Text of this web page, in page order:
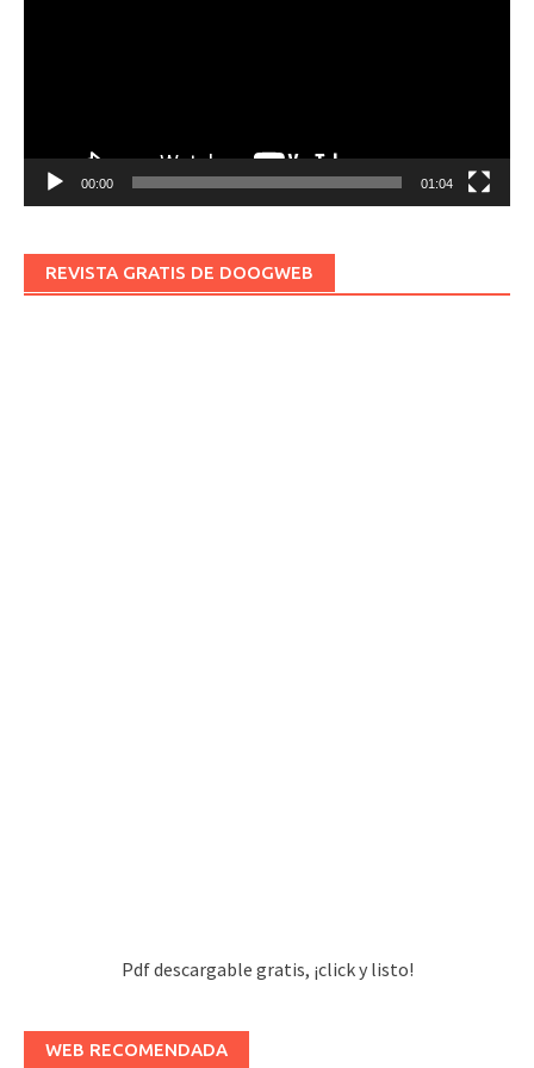
00:00 01:04
REVISTA GRATIS DE DOOGWEB
Pdf descargable gratis, ¡click y listo!
WEB RECOMENDADA